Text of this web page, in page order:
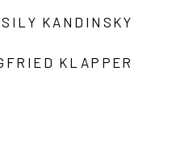
KANDINSKY
KLAPPER